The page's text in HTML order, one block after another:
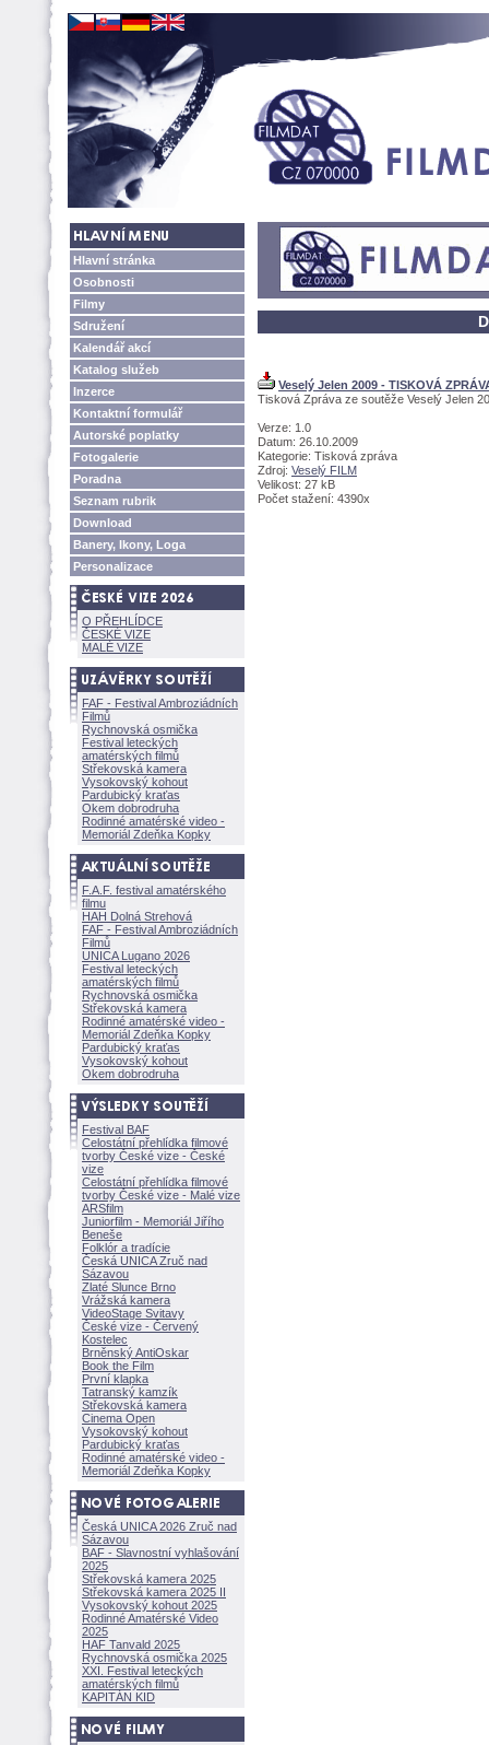
Hlavní stránka
Osobnosti
Filmy
Sdružení
Kalendář akcí
Katalog služeb
Inzerce
Kontaktní formulář
Autorské poplatky
Fotogalerie
Poradna
Seznam rubrik
Download
Banery, Ikony, Loga
Personalizace
O PŘEHLÍDCE
ČESKÉ VIZE
MALÉ VIZE
FAF - Festival Ambroziádních
Filmů
Rychnovská osmička
Festival leteckých
amatérských filmů
Střekovská kamera
Vysokovský kohout
Pardubický kraťas
Okem dobrodruha
Rodinné amatérské video -
Memoriál Zdeňka Kopky
F.A.F. festival amatérského
filmu
HAH Dolná Strehov
FAF - Festival Ambroziádních
Filmů
UNICA Lugano 2026
Festival leteckých
amatérských filmů
Rychnovská osmička
Střekovská kamera
Rodinné amatérské video -
Memoriál Zdeňka Kopky
Pardubický kraťas
Vysokovský kohout
Okem dobrodruha
Festival BAF
Celostátní přehlídka filmové
tvorby České vize - České
vize
Celostátní přehlídka filmové
tvorby České vize - Malé vize
ARSfilm
Juniorfilm - Memoriál Jiřího
Beneše
Folklór a tradície
Česká UNICA Zruč nad
Sázavou
Zlaté Slunce Brno
Vrážská kamera
VideoStage Svitavy
České vize - Červený
Kostelec
Brněnský AntiOskar
Book the Film
První klapka
Tatranský kamzík
Střekovská kamera
Cinema Open
Vysokovský kohout
Pardubický kraťas
Rodinné amatérské video -
Memoriál Zdeňka Kopky
Česká UNICA 2026 Zruč nad
Sázavou
BAF - Slavnostní vyhlašování
2025
Střekovská kamera 2025
Střekovská kamera 2025 II
Vysokovský kohout 2025
Rodinné Amatérské Video
2025
HAF Tanvald 2025
Rychnovská osmička 2025
XXI. Festival leteckých
amatérských filmů
KAPITÁN KID
Veselý Jelen 2009 - TISKOVÁ
Tisková Zpráva ze soutěže Veselý Jelen
Verze: 1.0
Datum: 26.10.2009
Kategorie: Tisková zpráva
Zdroj: Veselý FILM
Velikost: 27 kB
Počet stažení: 4390x